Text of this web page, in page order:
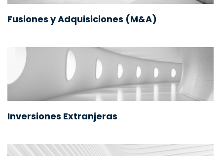
Fusiones y Adquisiciones (M&A)
Inversiones Extranjeras